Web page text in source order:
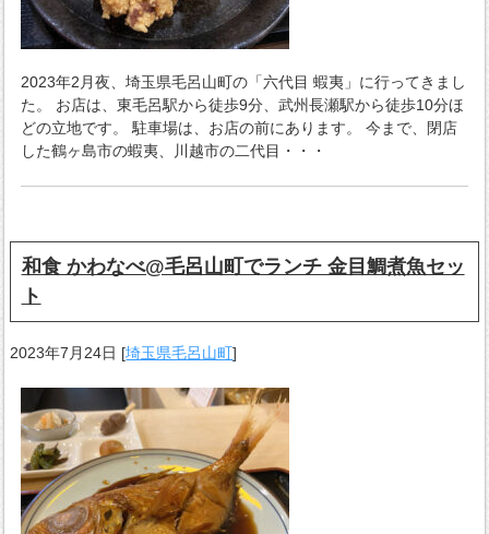
2023年2月夜、埼玉県毛呂山町の「六代目 蝦夷」に行ってきまし
た。 お店は、東毛呂駅から徒歩9分、武州長瀬駅から徒歩10分ほ
どの立地です。 駐車場は、お店の前にあります。 今まで、閉店
した鶴ヶ島市の蝦夷、川越市の二代目・・・
和食 かわなべ@毛呂山町でランチ 金目鯛煮魚セッ
ト
2023年7月24日 [埼玉県毛呂山町]